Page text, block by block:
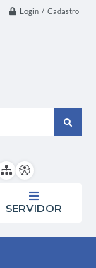
Login / Cadastro
SERVIDOR